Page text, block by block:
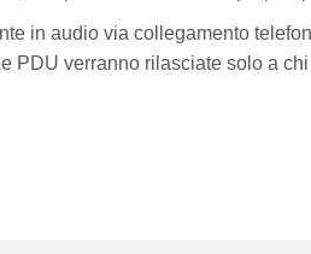
in audio via collegamento
PDU verranno rilasciate solo a